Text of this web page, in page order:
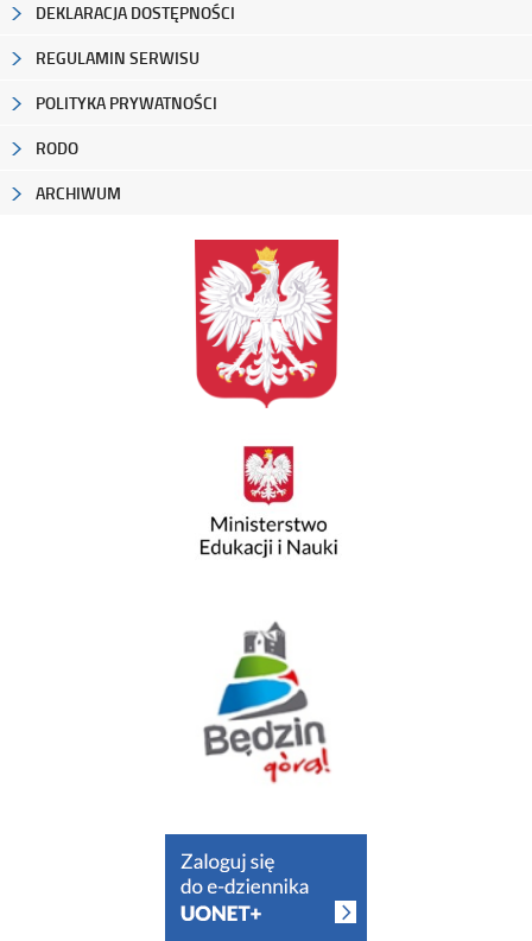
DEKLARACJA DOSTĘPNOŚCI
REGULAMIN SERWISU
POLITYKA PRYWATNOŚCI
RODO
ARCHIWUM